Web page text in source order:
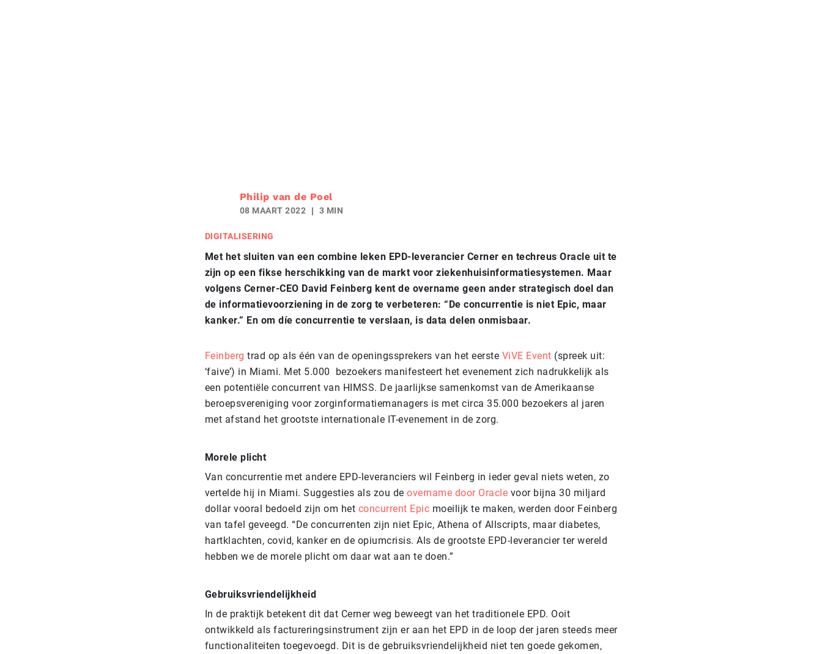
Philip van de Poel
08 MAART 2022 3 MIN
DIGITALISERING
Met het sluiten van een combine leken EPD-leverancier Cerner en techreus Oracle uit te
zijn op een fikse herschikking van de markt voor ziekenhuisinformatiesystemen. Maar
volgens Cerner-CEO David Feinberg kent de overname geen ander strategisch doel dan
de informatievoorziening in de zorg te verbeteren: “De concurrentie is niet Epic, maar
kanker.” En om díe concurrentie te verslaan, is data delen onmisbaar.
Feinberg trad op als één van de openingssprekers van het eerste ViVE Event (spreek uit:
‘faive’) in Miami. Met 5.000 bezoekers manifesteert het evenement zich nadrukkelijk als
een potentiële concurrent van HIMSS. De jaarlijkse samenkomst van de Amerikaanse
beroepsvereniging voor zorginformatiemanagers is met circa 35.000 bezoekers al jaren
met afstand het grootste internationale IT-evenement in de zorg.
Morele plicht
Van concurrentie met andere EPD-leveranciers wil Feinberg in ieder geval niets weten, zo
vertelde hij in Miami. Suggesties als zou de overname door Oracle voor bijna 30 miljard
dollar vooral bedoeld zijn om het concurrent Epic moeilijk te maken, werden door Feinberg
van tafel geveegd. “De concurrenten zijn niet Epic, Athena of Allscripts, maar diabetes,
hartklachten, covid, kanker en de opiumcrisis. Als de grootste EPD-leverancier ter wereld
hebben we de morele plicht om daar wat aan te doen.”
Gebruiksvriendelijkheid
In de praktijk betekent dit dat Cerner weg beweegt van het traditionele EPD. Ooit
ontwikkeld als factureringsinstrument zijn er aan het EPD in de loop der jaren steeds meer
functionaliteiten toegevoegd. Dit is de gebruiksvriendelijkheid niet ten goede gekomen,